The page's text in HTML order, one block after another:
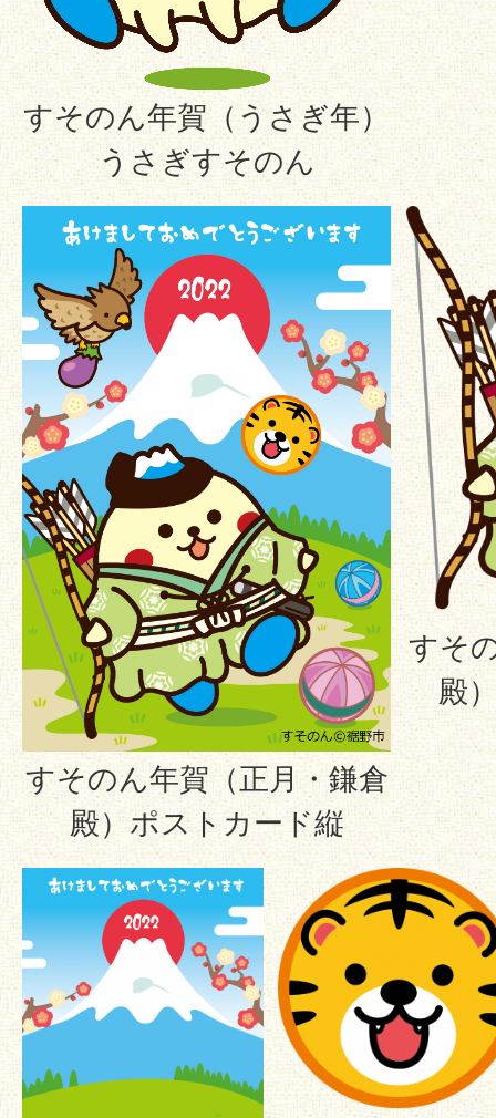
すそのん年賀（うさぎ年）
うさぎすそのん
すそのん年賀（正月・鎌倉
殿）ポストカード縦
すそ
殿